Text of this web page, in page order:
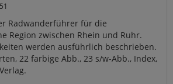
Radwanderführer für die
Region zwischen Rhein und Ruhr.
werden ausführlich beschrieben.
22 farbige Abb., 23 s/w-Abb., Index,